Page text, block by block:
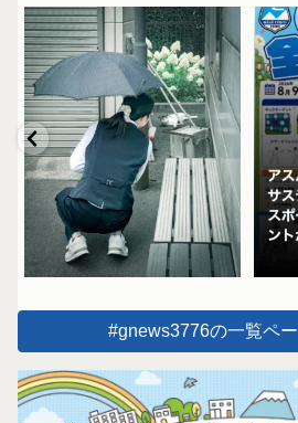
#gnews3776の一覧ペ